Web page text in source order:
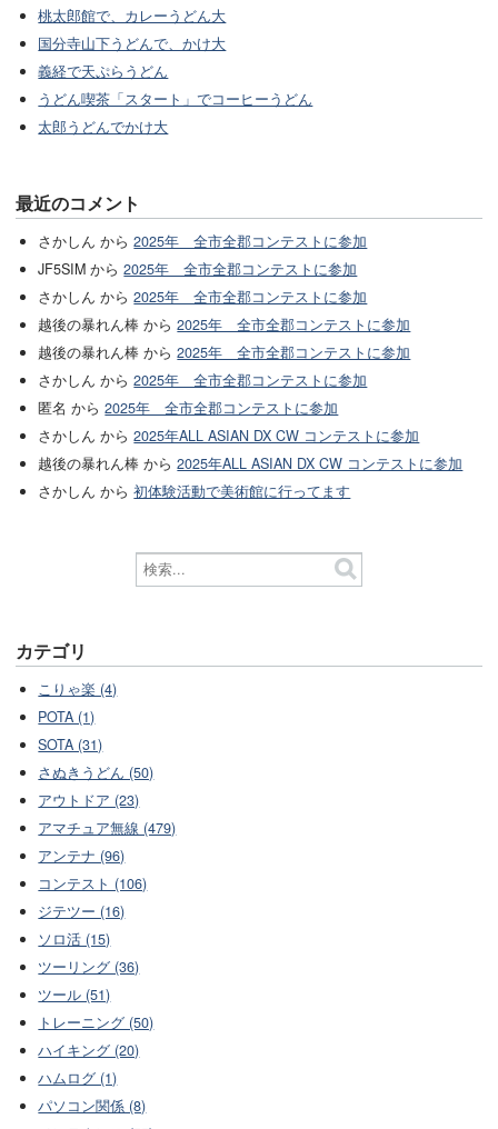
桃太郎館で、カレーうどん大
国分寺山下うどんで、かけ大
義経で天ぷらうどん
うどん喫茶「スタート」でコーヒーうどん
太郎うどんでかけ大
最近のコメント
さかしん から2025年 全市全郡コンテストに参加
JF5SIM から2025年 全市全郡コンテストに参加
さかしん から2025年 全市全郡コンテストに参加
越後の暴れん棒 から2025年 全市全郡コンテストに参加
越後の暴れん棒 から2025年 全市全郡コンテストに参加
さかしん から2025年 全市全郡コンテストに参加
匿名 から2025年 全市全郡コンテストに参加
さかしん から2025年ALL ASIAN DX CW コンテストに参加
越後の暴れん棒 から2025年ALL ASIAN DX CW コンテストに参加
さかしん から初体験活動で美術館に行ってます
カテゴリ
こりゃ楽 (4)
POTA (1)
SOTA (31)
さぬきうどん (50)
アウトドア (23)
アマチュア無線 (479)
アンテナ (96)
コンテスト (106)
ジテツー (16)
ソロ活 (15)
ツーリング (36)
ツール (51)
トレーニング (50)
ハイキング (20)
ハムログ (1)
パソコン関係 (8)